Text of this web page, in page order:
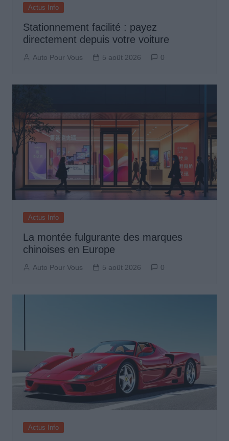
Actus Info
Stationnement facilité : payez
directement depuis votre voiture
Auto Pour Vous 5 août 2026 0
Actus Info
La montée fulgurante des marques
chinoises en Europe
Auto Pour Vous 5 août 2026 0
Actus Info